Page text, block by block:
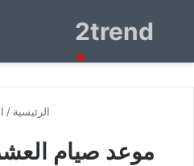
2trendبحث
الرئيسية /
موعد صيام
×